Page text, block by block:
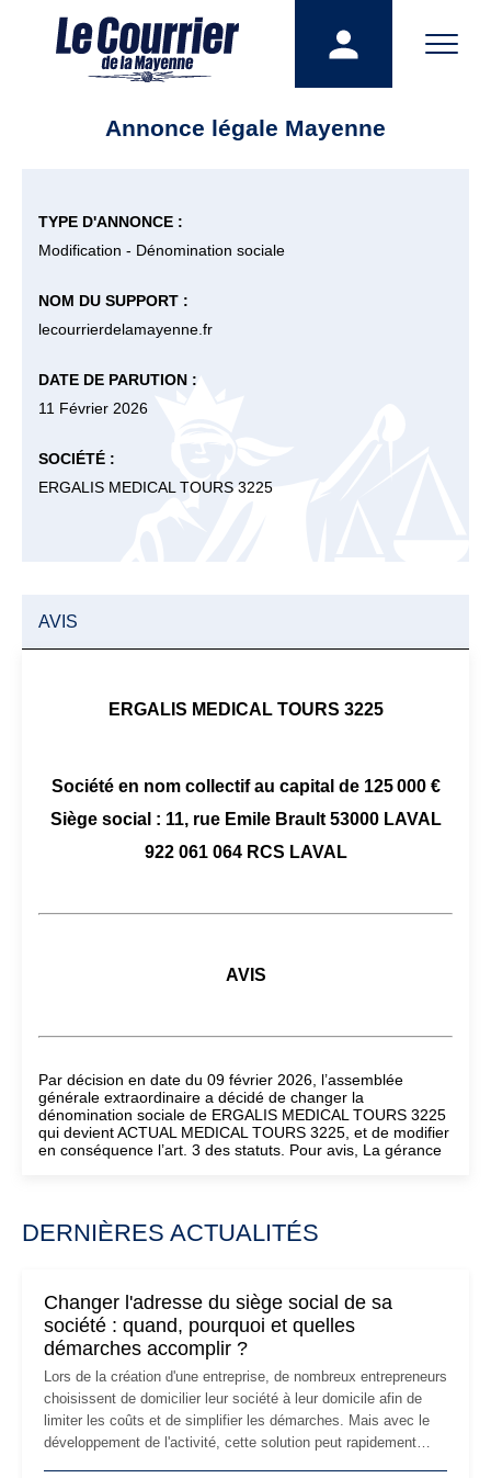
Annonce légale Mayenne
TYPE D'ANNONCE :
Modification - Dénomination sociale
NOM DU SUPPORT :
lecourrierdelamayenne.fr
DATE DE PARUTION :
11 Février 2026
SOCIÉTÉ :
ERGALIS MEDICAL TOURS 3225
AVIS
ERGALIS MEDICAL TOURS 3225
Société en nom collectif au capital de 125 000 €
Siège social : 11, rue Emile Brault 53000 LAVAL
922 061 064 RCS LAVAL
AVIS
Par décision en date du 09 février 2026, l’assemblée
générale extraordinaire a décidé de changer la
dénomination sociale de ERGALIS MEDICAL TOURS 3225
qui devient ACTUAL MEDICAL TOURS 3225, et de modifier
en conséquence l’art. 3 des statuts. Pour avis, La gérance
DERNIÈRES ACTUALITÉS
Changer l'adresse du siège social de sa
société : quand, pourquoi et quelles
démarches accomplir ?
Lors de la création d'une entreprise, de nombreux entrepreneurs
choisissent de domicilier leur société à leur domicile afin de
limiter les coûts et de simplifier les démarches. Mais avec le
développement de l'activité, cette solution peut rapidement